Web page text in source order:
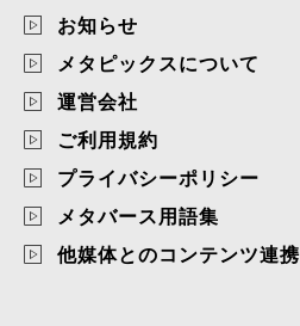
お知らせ
メタピックスについて
運営会社
ご利用規約
プライバシーポリシー
メタバース用語集
他媒体とのコンテンツ連携